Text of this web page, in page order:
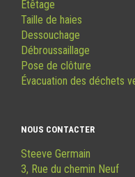
Étêtage
Taille de haies
Dessouchage
Débroussaillage
Pose de clôture
Évacuation des déchets
NOUS CONTACTER
Steeve Germain
3, Rue du chemin Neuf